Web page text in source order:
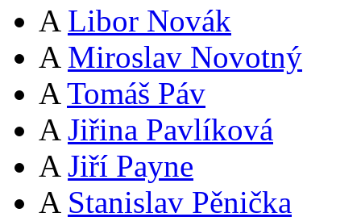
A Libor Novák
A Miroslav Novotný
A Tomáš Páv
A Jiřina Pavlíková
A Jiří Payne
A Stanislav Pěnička